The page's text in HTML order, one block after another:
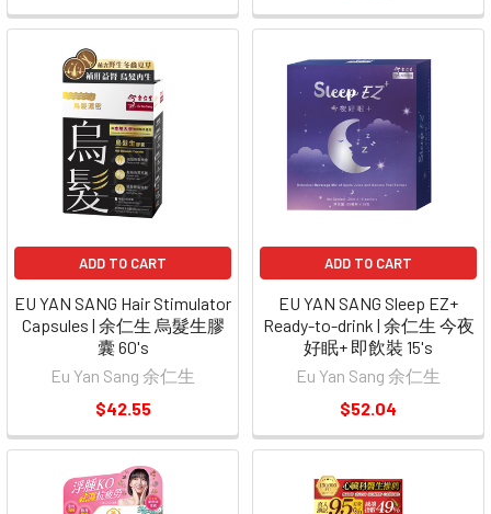
ADD TO CART
EU YAN SANG Hair Stimulator
Capsules | 余仁生 烏髮生膠
囊 60's
Eu Yan Sang 余仁生
$42.55
ADD TO CART
EU YAN SANG Sleep EZ+
Ready-to-drink | 余仁生 今夜
好眠+ 即飲裝 15's
Eu Yan Sang 余仁生
$52.04